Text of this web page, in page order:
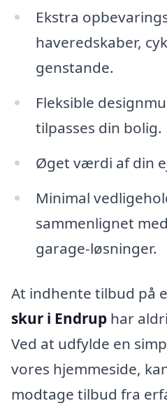
Ekstra
haveredskaber,
genstande.
Fleksible
tilpasses din bolig.
Øget værdi af din
Minimal
sammenlignet
garage-løsninger.
At indhente tilbud på
skur i Endrup har
Ved at udfylde en
vores hjemmeside,
modtage tilbud fra